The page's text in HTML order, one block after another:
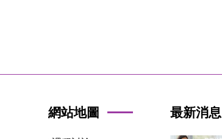
網站地圖 最新消息